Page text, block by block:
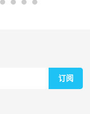
订阅